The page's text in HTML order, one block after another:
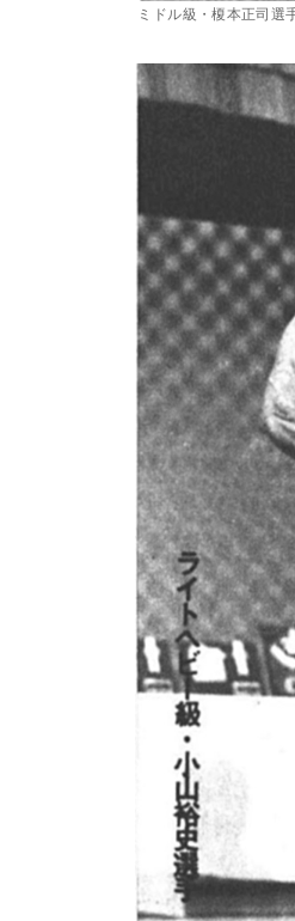
ミドル級・榎本正司選